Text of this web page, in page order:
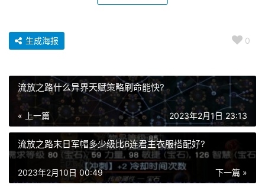
0
生成海报
流放之路什么异界天赋策略刷命能快?
« 上一篇 2023年2月1日 23:13
流放之路末日军帽多少级比6连君主衣服搭配好?
下一篇 »
2023年2月10日 00:49